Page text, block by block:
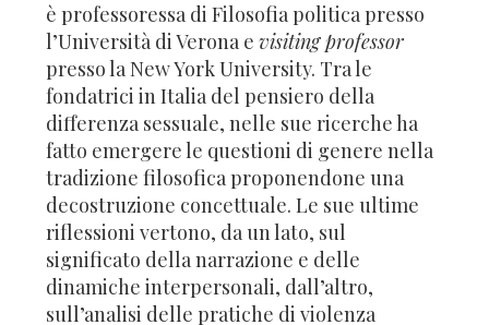
è professoressa di Filosofia politica presso
l’Università di Verona e visiting professor
presso la New York University. Tra le
fondatrici in Italia del pensiero della
differenza sessuale, nelle sue ricerche ha
fatto emergere le questioni di genere nella
tradizione filosofica proponendone una
decostruzione concettuale. Le sue ultime
riflessioni vertono, da un lato, sul
significato della narrazione e delle
dinamiche interpersonali, dall’altro,
sull’analisi delle pratiche di violenza